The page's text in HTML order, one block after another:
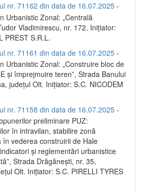
nr. 71162 din data de 16.07.2025 -
Urbanistic Zonal: „Centrală
Vladimirescu, nr. 172. Inițiator:
PREST S.R.L.
nr. 71161 din data de 16.07.2025 -
Urbanistic Zonal: „Construire bloc de
și împrejmuire teren”, Strada Banului
județul Olt. Inițiator: S.C. NICODEM
nr. 71158 din data de 16.07.2025 -
preliminare PUZ:
în intravilan, stabilire zonă
vederea construirii de Hale
și reglementări urbanistice
Strada Drăgănești, nr. 35,
Olt. Inițiator: S.C. PIRELLI TYRES